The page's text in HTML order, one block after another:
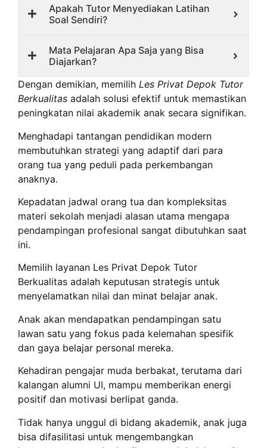
Apakah Tutor Menyediakan Latihan
Soal Sendiri?
Mata Pelajaran Apa Saja yang Bisa
Diajarkan?
Dengan demikian, memilih Les Privat Depok Tutor
Berkualitas adalah solusi efektif untuk memastikan
peningkatan nilai akademik anak secara signifikan.
Menghadapi tantangan pendidikan modern
membutuhkan strategi yang adaptif dari para
orang tua yang peduli pada perkembangan
anaknya.
Kepadatan jadwal orang tua dan kompleksitas
materi sekolah menjadi alasan utama mengapa
pendampingan profesional sangat dibutuhkan saat
ini.
Memilih layanan Les Privat Depok Tutor
Berkualitas adalah keputusan strategis untuk
menyelamatkan nilai dan minat belajar anak.
Anak akan mendapatkan pendampingan satu
lawan satu yang fokus pada kelemahan spesifik
dan gaya belajar personal mereka.
Kehadiran pengajar muda berbakat, terutama dari
kalangan alumni UI, mampu memberikan energi
positif dan motivasi berlipat ganda.
Tidak hanya unggul di bidang akademik, anak juga
bisa difasilitasi untuk mengembangkan